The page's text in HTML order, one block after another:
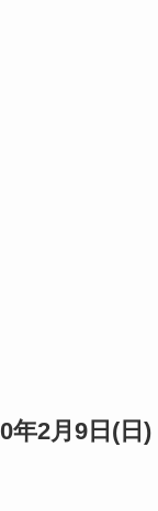
年2月9日(日)